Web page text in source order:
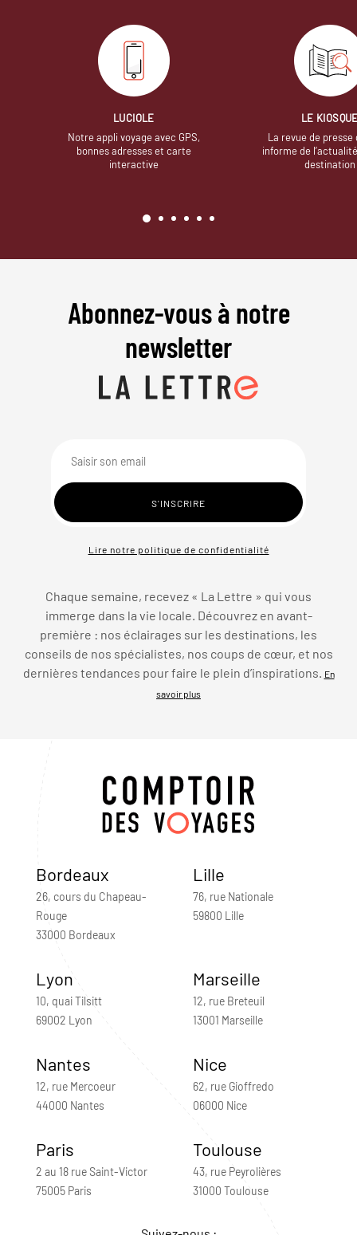
LUCIOLE
Notre appli voyage avec GPS,
bonnes adresses et carte
interactive
LE
La revue de presse
informe de
destination
Abonnez-vous à notre
newsletter
Lire notre politique de confidentialité
Chaque semaine, recevez « La Lettre » qui vous
immerge dans la vie locale. Découvrez en avant-
première : nos éclairages sur les destinations, les
conseils de nos spécialistes, nos coups de cœur, et nos
dernières tendances pour faire le plein d’inspirations. En
savoir plus
Bordeaux
26, cours du Chapeau-
Rouge
33000 Bordeaux
Lille
76, rue Nationale
59800 Lille
Lyon
10, quai Tilsitt
69002 Lyon
Marseille
12, rue Breteuil
13001 Marseille
Nantes
12, rue Mercoeur
44000 Nantes
Nice
62, rue Gioffredo
06000 Nice
Paris
2 au 18 rue Saint-Victor
75005 Paris
Toulouse
43, rue Peyrolières
31000 Toulouse